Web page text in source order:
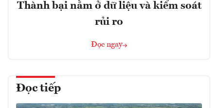
Thành bại nằm ở dữ liệu và kiểm soát
rủi ro
Đọc ngay
Đọc tiếp